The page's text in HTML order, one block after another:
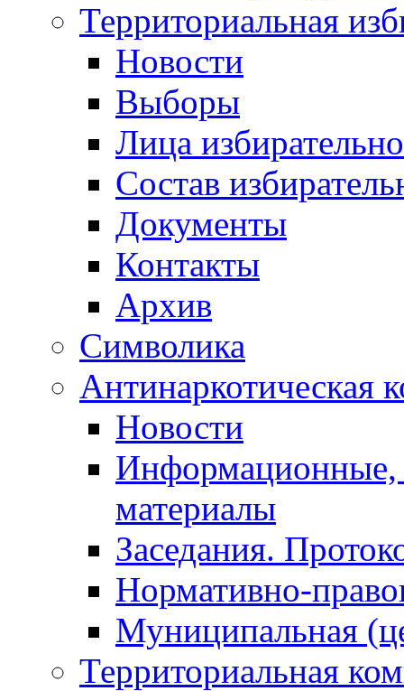
Территориальная
Новости
Выборы
Лица
Состав
Документы
Контакты
Архив
Символика
Антинаркотическая
Новости
Информационные,
материалы
Заседания.
Нормативно-
Муниципальная
Территориальная